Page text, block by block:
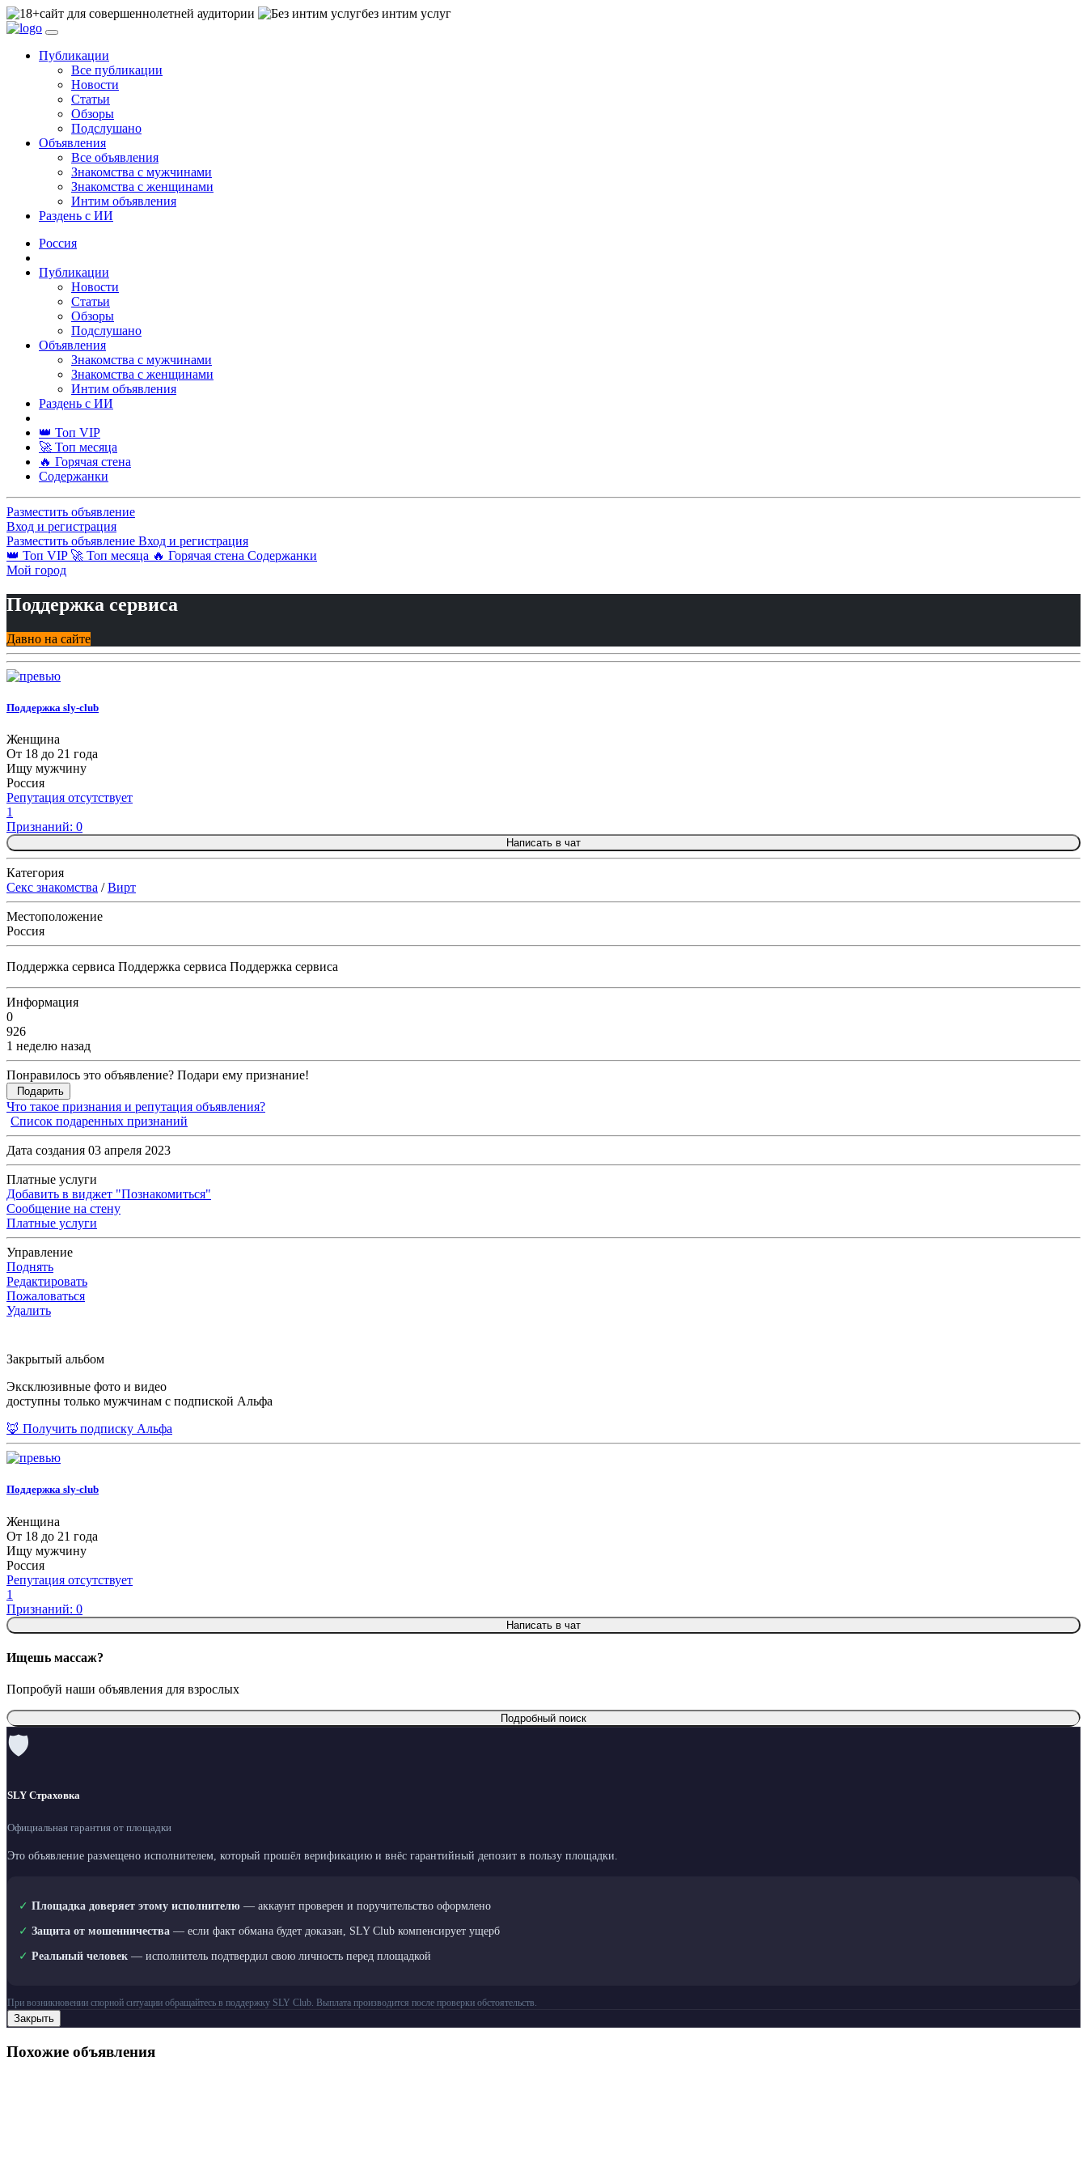
сайт для совершеннолетней аудитории без интим услуг
Публикации
Все публикации
Новости
Статьи
Обзоры
Подслушано
Объявления
Все объявления
Знакомства с мужчинами
Знакомства с женщинами
Интим объявления
Раздень с ИИ
Россия
Публикации
Новости
Статьи
Обзоры
Подслушано
Объявления
Знакомства с мужчинами
Знакомства с женщинами
Интим объявления
Раздень с ИИ
👑 Топ VIP
🚀 Топ месяца
🔥 Горячая стена
Содержанки
Разместить объявление
Вход и регистрация
Разместить объявление Вход и регистрация
👑 Топ VIP 🚀 Топ месяца 🔥 Горячая стена Содержанки
Мой город
Поддержка сервиса
Давно на сайте
Поддержка sly-club
Женщина
От 18 до 21 года
Ищу мужчину
Россия
Репутация отсутствует
1
Признаний: 0
Написать в чат
Категория
Секс знакомства /Вирт
Местоположение
Россия
Поддержка сервиса Поддержка сервиса Поддержка сервиса
Информация
0
926
1 неделю назад
Понравилось это объявление? Подари ему признание!
Подарить
Что такое признания и репутация объявления?
Список подаренных признаний
Дата создания 03 апреля 2023
Платные услуги
Добавить в виджет "Познакомиться"
Сообщение на стену
Платные услуги
Управление
Поднять
Редактировать
Пожаловаться
Удалить
Закрытый альбом
Эксклюзивные фото и видео
доступны только мужчинам с подпиской Альфа
🦊 Получить подписку Альфа
Поддержка sly-club
Женщина
От 18 до 21 года
Ищу мужчину
Россия
Репутация отсутствует
1
Признаний: 0
Написать в чат
Ищешь массаж?
Попробуй наши объявления для взрослых
Подробный поиск
🛡
SLY Страховка
Официальная гарантия от площадки
Это объявление размещено исполнителем, который прошёл верификацию и внёс гарантийный депозит в пользу площадки.
✓ Площадка доверяет этому исполнителю — аккаунт проверен и поручительство оформлено
✓ Защита от мошенничества — если факт обмана будет доказан, SLY Club компенсирует ущерб
✓ Реальный человек — исполнитель подтвердил свою личность перед площадкой
При возникновении спорной ситуации обращайтесь в поддержку SLY Club. Выплата производится после проверки обстоятельств.
Закрыть
Похожие объявления